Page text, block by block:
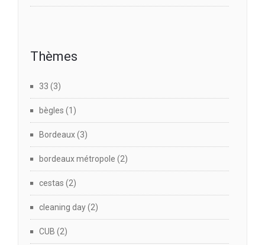
Thèmes
33 (3)
bègles (1)
Bordeaux(3)
bordeaux métropole (2)
cestas (2)
cleaning day(2)
CUB (2)